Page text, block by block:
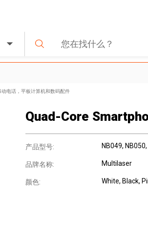
动电话，平板计算机和数码配件
Quad-Core
产品型号: NB049,
品牌名称: Multilaser
颜色: White, Black,